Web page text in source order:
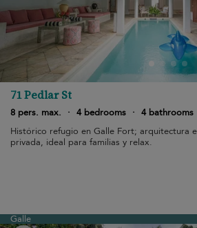
71 Pedlar St
8 pers. max. · 4 bedrooms · 4 bathrooms
Histórico refugio en Galle Fort; arquitectura
privada, ideal para familias y relax.
Galle